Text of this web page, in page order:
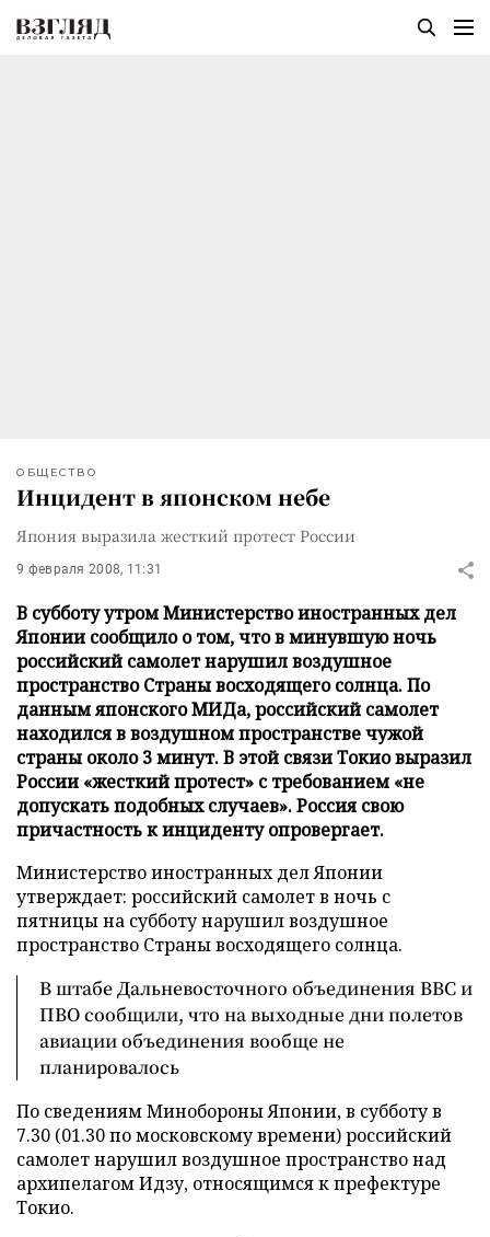
ОБЩЕСТВО
Инцидент в японском небе
Япония выразила жесткий протест России
9 февраля 2008, 11:31
В субботу утром Министерство иностранных дел
Японии сообщило о том, что в минувшую ночь
российский самолет нарушил воздушное
пространство Страны восходящего солнца. По
данным японского МИДа, российский самолет
находился в воздушном пространстве чужой
страны около 3 минут. В этой связи Токио выразил
России «жесткий протест» с требованием «не
допускать подобных случаев». Россия свою
причастность к инциденту опровергает.
Министерство иностранных дел Японии
утверждает: российский самолет в ночь с
пятницы на субботу нарушил воздушное
пространство Страны восходящего солнца.
В штабе Дальневосточного объединения ВВС и
ПВО сообщили, что на выходные дни полетов
авиации объединения вообще не
планировалось
По сведениям Минобороны Японии, в субботу в
7.30 (01.30 по московскому времени) российский
самолет нарушил воздушное пространство над
архипелагом Идзу, относящимся к префектуре
Токио.